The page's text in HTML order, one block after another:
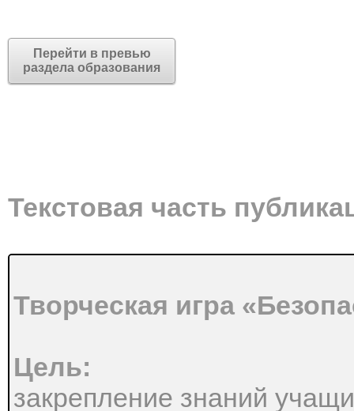
Перейти в превью
раздела образования
Текстовая часть
Творческая игра
Цель:
закрепление знаний